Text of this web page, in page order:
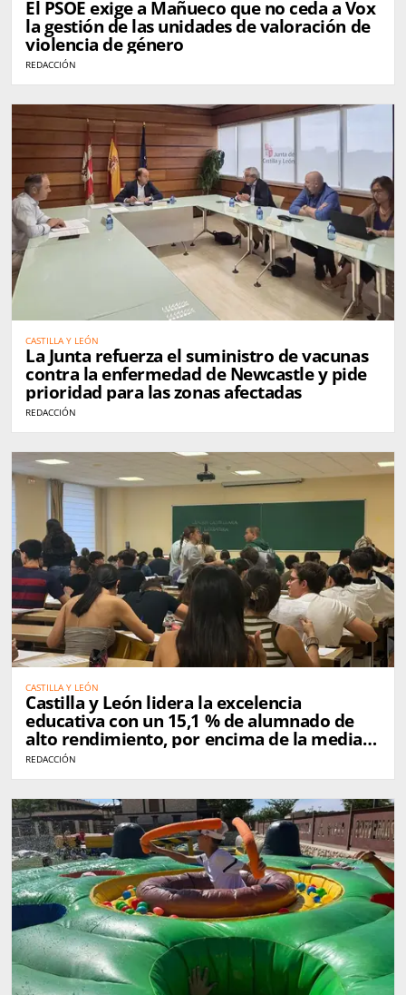
El PSOE exige a Mañueco que no ceda a Vox
la gestión de las unidades de valoración de
violencia de género
REDACCIÓN
CASTILLA Y LEÓN
La Junta refuerza el suministro de vacunas
contra la enfermedad de Newcastle y pide
prioridad para las zonas afectadas
REDACCIÓN
CASTILLA Y LEÓN
Castilla y León lidera la excelencia
educativa con un 15,1 % de alumnado de
alto rendimiento, por encima de la media
nacional
REDACCIÓN